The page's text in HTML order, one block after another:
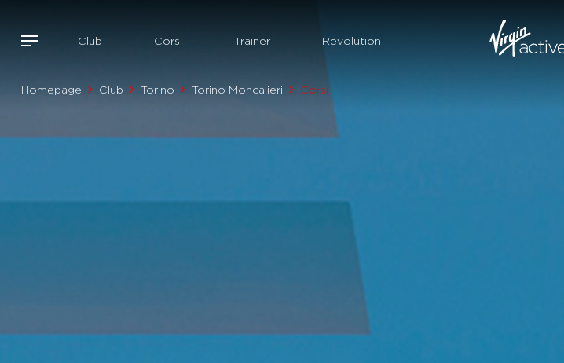
Club Corsi Trainer Revolution
Homepage Club Torino Torino Moncalieri Corsi